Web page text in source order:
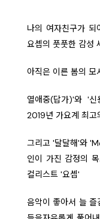
나의 여자친구가 되
요셉의 풋풋한 감성
아직은 이른 봄의 모
열애중(답가)'와 '
2019년 가요계 최고
그리고 '달달해'와
인이 가진 감정의
컬리스트 '요셉'
음악이 좋아서 늘